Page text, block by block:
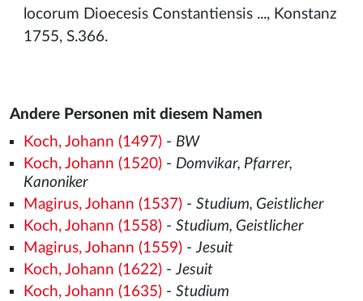
locorum Dioecesis Constantiensis ..., Konstanz
1755, S.366.
Andere Personen mit diesem Namen
Koch, Johann (1497)- BW
Koch, Johann (1520)- Domvikar, Pfarrer,
Kanoniker
Magirus, Johann (1537)- Studium, Geistlicher
Koch, Johann (1558)- Studium, Geistlicher
Magirus, Johann (1559)-Jesuit
Koch, Johann (1622)-Jesuit
Koch, Johann (1635)- Studium